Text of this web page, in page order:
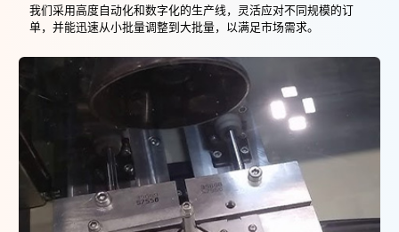
我们采用高度自动化和数字化的生产线，灵活应对不同规模的订
单，并能迅速从小批量调整到大批量，以满足市场需求。